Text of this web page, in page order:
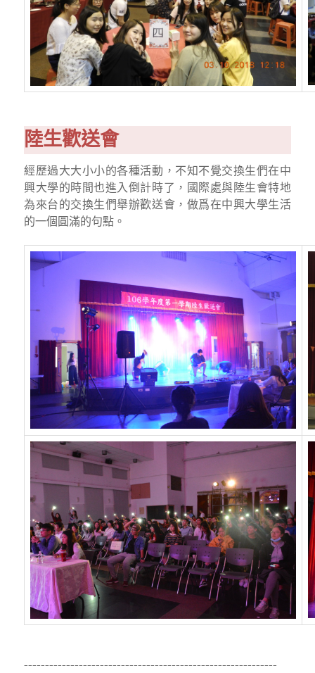
陸生歡送會
經歷過大大小小的各種活動，不知不覺交換生們在中
興大學的時間也進入倒計時了，國際處與陸生會特地
為來台的交換生們舉辦歡送會，做爲在中興大學生活
的一個圓滿的句點。
------------------------------------------------------------